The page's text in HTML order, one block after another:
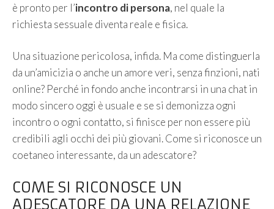
è pronto per l’incontro di persona, nel quale la
richiesta sessuale diventa reale e fisica.
Una situazione pericolosa, infida. Ma come distinguerla
da un’amicizia o anche un amore veri, senza finzioni, nati
online? Perché in fondo anche incontrarsi in una chat in
modo sincero oggi è usuale e se si demonizza ogni
incontro o ogni contatto, si finisce per non essere più
credibili agli occhi dei più giovani. Come si riconosce un
coetaneo interessante, da un adescatore?
COME SI RICONOSCE UN
ADESCATORE DA UNA RELAZIONE